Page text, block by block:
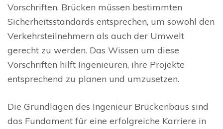
Vorschriften. Brücken müssen bestimmten
Sicherheitsstandards entsprechen, um sowohl den
Verkehrsteilnehmern als auch der Umwelt
gerecht zu werden. Das Wissen um diese
Vorschriften hilft Ingenieuren, ihre Projekte
entsprechend zu planen und umzusetzen.
Die Grundlagen des Ingenieur Brückenbaus sind
das Fundament für eine erfolgreiche Karriere in